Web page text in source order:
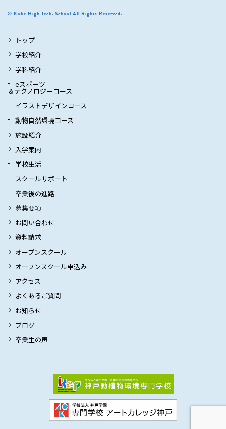
© Kobe High Tech. School All Rights Reserved.
トップ
学校紹介
学科紹介
eスポーツ
＆テクノロジーコース
イラストデザインコース
動物自然環境コース
施設紹介
入学案内
学校生活
スクールサポート
卒業後の進路
募集要項
お問い合わせ
資料請求
オープンスクール
オープンスクール申込み
アクセス
よくあるご質問
お知らせ
ブログ
卒業生の声